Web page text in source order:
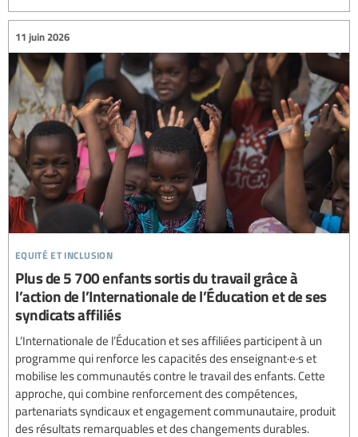
equité et inclusion
11 juin 2026
Plus de 5 700 enfants sortis du travail grâce à
l’action de l’Internationale de l’Éducation et de ses
syndicats affiliés
L’Internationale de l’Éducation et ses affiliées participent à un
programme qui renforce les capacités des enseignant·e·s et
mobilise les communautés contre le travail des enfants. Cette
approche, qui combine renforcement des compétences,
partenariats syndicaux et engagement communautaire, produit
des résultats remarquables et des changements durables.